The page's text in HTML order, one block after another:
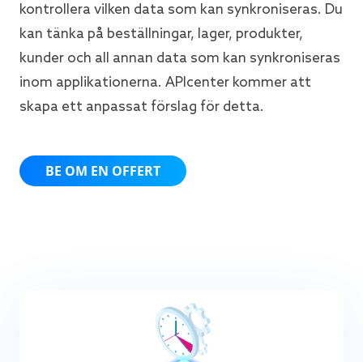
kontrollera vilken data som kan synkroniseras. Du
kan tänka på beställningar, lager, produkter,
kunder och all annan data som kan synkroniseras
inom applikationerna. APIcenter kommer att
skapa ett anpassat förslag för detta.
BE OM EN OFFERT